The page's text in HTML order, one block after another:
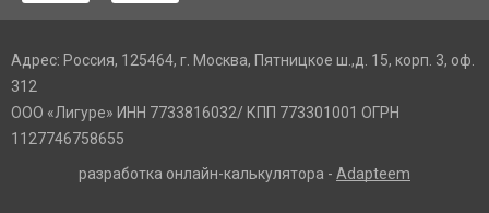
Адрес: Россия, 125464, г. Москва, Пятницкое ш.,д. 15, корп. 3, оф.
312
ООО «Лигуре» ИНН 7733816032/ КПП 773301001 ОГРН
1127746758655
разработка онлайн-калькулятора - Adapteem